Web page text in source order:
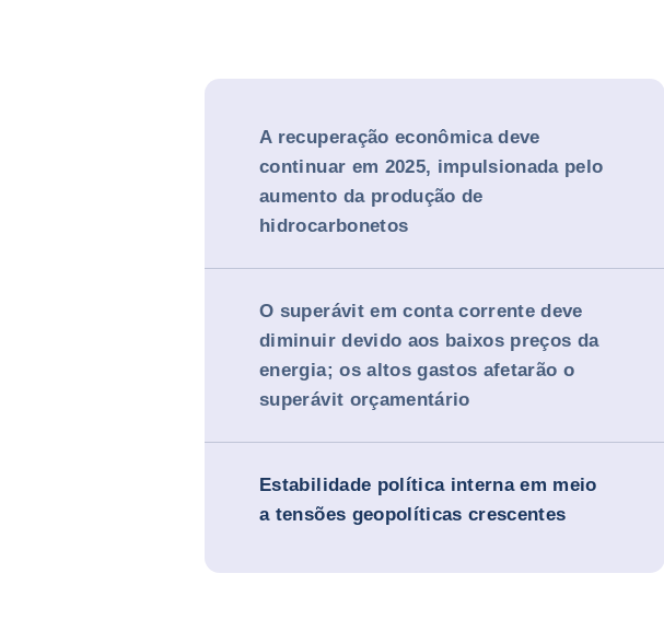
A recuperação econômica deve
continuar em 2025, impulsionada pelo
aumento da produção de
hidrocarbonetos
O superávit em conta corrente deve
diminuir devido aos baixos preços da
energia; os altos gastos afetarão o
superávit orçamentário
Estabilidade política interna em meio
a tensões geopolíticas crescentes